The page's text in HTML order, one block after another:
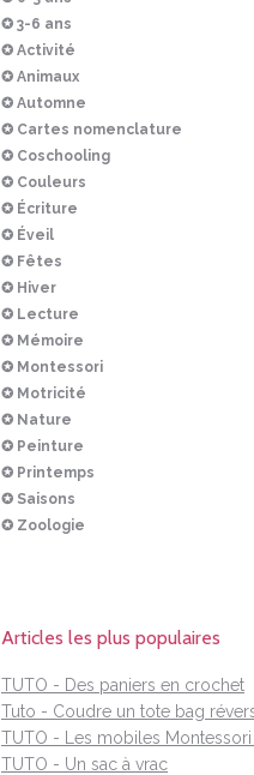
✪ 3-6 ans
✪ Activité
✪ Animaux
✪ Automne
✪ Cartes nomenclature
✪ Coschooling
✪ Couleurs
✪ Écriture
✪ Éveil
✪ Fêtes
✪ Hiver
✪ Lecture
✪ Mémoire
✪ Montessori
✪ Motricité
✪ Nature
✪ Peinture
✪ Printemps
✪ Saisons
✪ Zoologie
Articles les plus populaires
TUTO - Des paniers en crochet
Tuto - Coudre un tote bag
TUTO - Les mobiles
TUTO - Un sac à vrac